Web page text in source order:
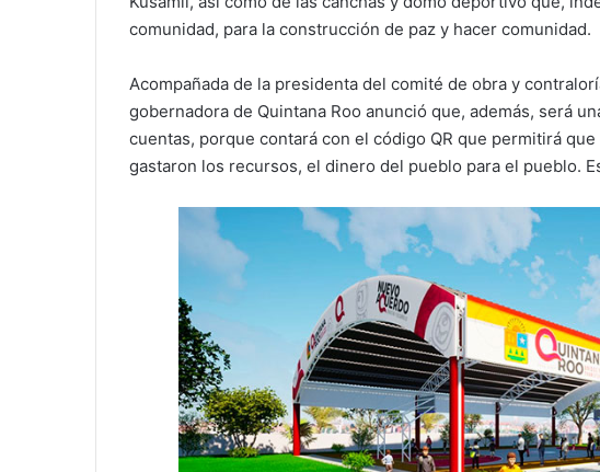
comunidad, para la construcción de paz y hacer comunidad.
Acompañada de la presidenta del comité de obra y
gobernadora de Quintana Roo anunció que, además, será
cuentas, porque contará con el código QR que permitirá
gastaron los recursos, el dinero del pueblo para el pueblo.